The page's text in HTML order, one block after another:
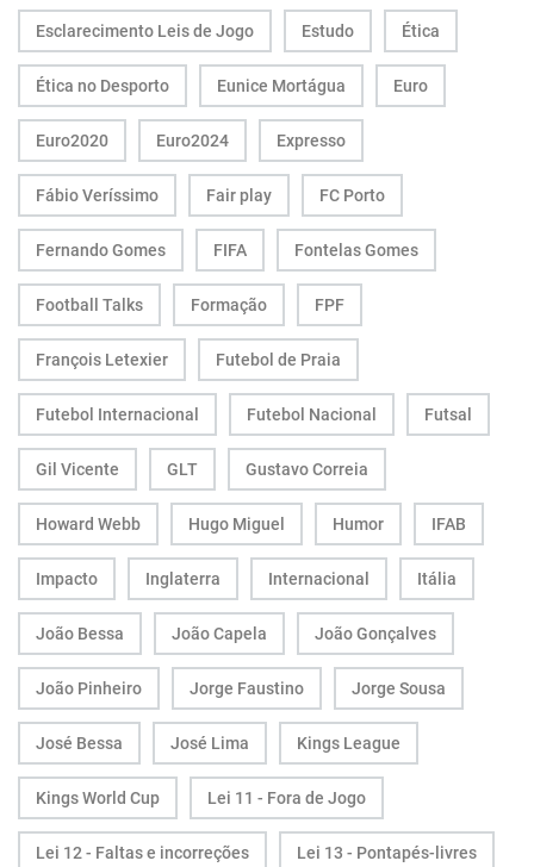
Esclarecimento Leis de Jogo Estudo Ética
Ética no Desporto Eunice Mortágua Euro
Euro2020 Euro2024 Expresso
Fábio Veríssimo Fair play FC Porto
Fernando Gomes FIFA Fontelas Gomes
Football Talks Formação FPF
François Letexier Futebol de Praia
Futebol Internacional Futebol Nacional Futsal
Gil Vicente GLT Gustavo Correia
Howard Webb Hugo Miguel Humor IFAB
Impacto Inglaterra Internacional Itália
João Bessa João Capela João Gonçalves
João Pinheiro Jorge Faustino Jorge Sousa
José Bessa José Lima Kings League
Kings World Cup Lei 11 - Fora de Jogo
Lei 12 - Faltas e incorreções Lei 13 - Pontapés-livres